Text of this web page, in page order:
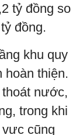
tỷ đồng so
đồng.
khu quy
hoàn thiện.
nước,
trong khi
cũng